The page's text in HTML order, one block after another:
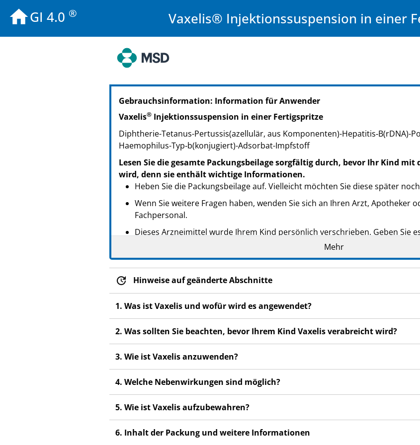
GI 4.0 ® Vaxelis® Injektionssuspension in einer
PZN: 12386944
PPN: 111238694431
PZN: 12386996
PZN: 12387004
PPN: 111238700415
Gebrauchsinformation: Information für Anwender
Vaxelis® Injektionssuspension in einer Fertigspritze
Diphtherie-Tetanus-Pertussis(azellulär, aus Komponenten)-Hepatitis‑B(rDNA)-
Haemophilus-Typ‑b(konjugiert)-Adsorbat-Impfstoff
Lesen Sie die gesamte Packungsbeilage sorgfältig durch, bevor Ihr Kind
wird, denn sie enthält wichtige Informationen.
Heben Sie die Packungsbeilage auf. Vielleicht möchten Sie diese später
Wenn Sie weitere Fragen haben, wenden Sie sich an Ihren Arzt, Apotheker
Fachpersonal.
Dieses Arzneimittel wurde Ihrem Kind persönlich verschrieben. Geben Sie
Wenn Sie Nebenwirkungen bei Ihrem Kind bemerken, wenden Sie sich an
medizinische Fachpersonal. Dies gilt auch für Nebenwirkungen, die nicht in
Mehr
Hinweise auf geänderte Abschnitte
1. Was ist Vaxelis und wofür wird es angewendet?
2. Was sollten Sie beachten, bevor Ihrem Kind Vaxelis verabreicht wird?
3. Wie ist Vaxelis anzuwenden?
4. Welche Nebenwirkungen sind möglich?
5. Wie ist Vaxelis aufzubewahren?
6. Inhalt der Packung und weitere Informationen